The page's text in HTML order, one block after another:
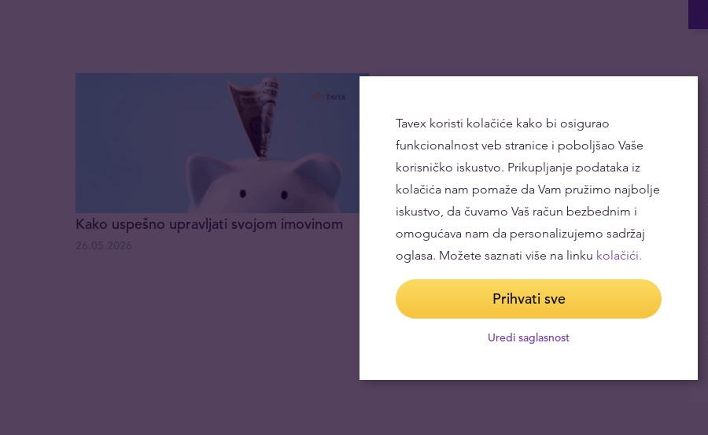
Kako uspešno upravljati svojom imovinom
Tavex koristi kolačiće kako bi osigurao
funkcionalnost veb stranice i poboljšao Vaše
korisničko iskustvo. Prikupljanje podataka iz
kolačića nam pomaže da Vam pružimo najbolje
iskustvo, da čuvamo Vaš račun bezbednim i
omogućava nam da personalizujemo sadržaj
oglasa. Možete saznati više na linku kolačići.
Prihvati sve
Uredi saglasnost